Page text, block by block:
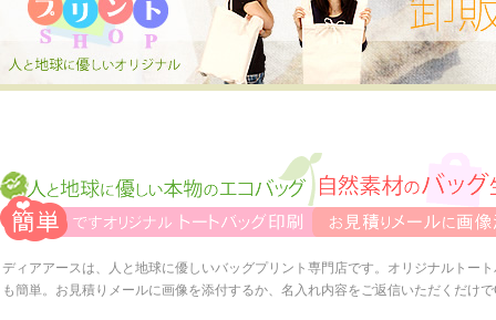
ディアアースは、人と地球に優しいバッグプリント専門店です。オリジナルトー
も簡単。お見積りメールに画像を添付するか、名入れ内容をご返信いただくだけ